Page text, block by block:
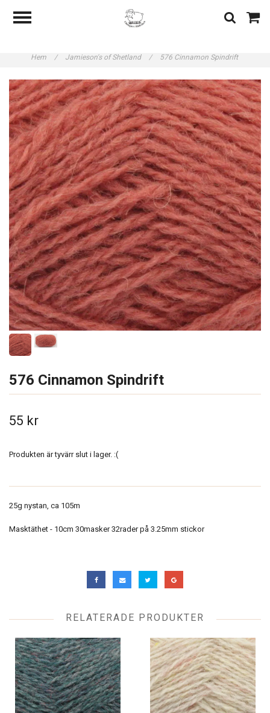
Hem / Jamieson's of Shetland / 576 Cinnamon Spindrift
576 Cinnamon Spindrift
55 kr
Produkten är tyvärr slut i lager. :(
25g nystan, ca 105m
Masktäthet - 10cm 30masker 32rader på 3.25mm stickor
RELATERADE PRODUKTER